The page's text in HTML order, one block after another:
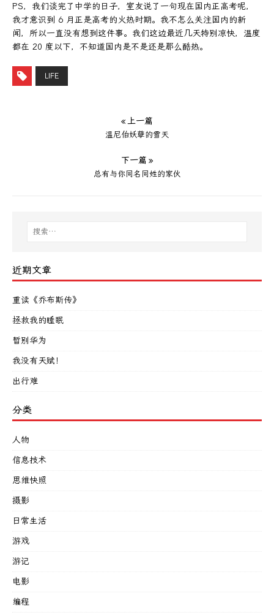
PS，我们谈完了中学的日子，室友说了一句现在国内正高考呢，
我才意识到 6 月正是高考的火热时期。我不怎么关注国内的新
闻，所以一直没有想到这件事。我们这边最近几天特别凉快，温度
都在 20 度以下，不知道国内是不是还是那么酷热。
LIFE
« 上一篇
温尼伯妖孽的雪天
下一篇 »
总有与你同名同姓的家伙
近期文章
重读《乔布斯传》
拯救我的睡眠
暂别华为
我没有天赋！
出行难
分类
人物
信息技术
思维快照
摄影
日常生活
游戏
游记
电影
编程